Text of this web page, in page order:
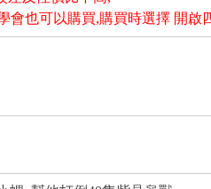
會也可以購買,購買時選擇 開啟